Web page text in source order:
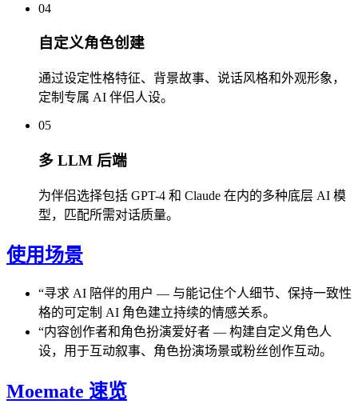
04
自定义角色创建
通过设定性格特征、背景故事、说话风格和外观形象，
定制专属 AI 伴侣人设。
05
多 LLM 后端
为伴侣选择包括 GPT-4 和 Claude 在内的多种底层 AI 模
型，匹配所需对话质量。
使用场景
“寻求 AI 陪伴的用户 — 与能记住个人细节、保持一致性
格的可定制 AI 角色建立持续的情感关系。
“内容创作者和角色扮演爱好者 — 构建自定义角色人
设，用于互动叙事、角色扮演场景或粉丝创作互动。
Moemate 速览